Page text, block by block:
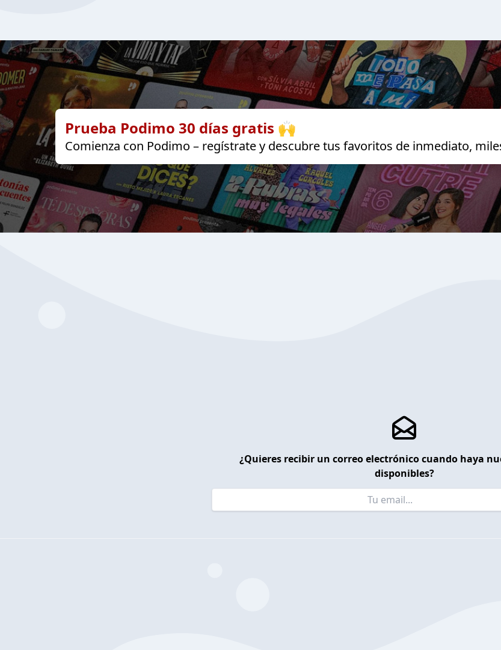
Prueba Podimo 30 días gratis 🙌
Comienza con Podimo – regístrate y descubre tus favoritos de inmediato,
¿Quieres recibir un correo electrónico cuando haya
disponibles?